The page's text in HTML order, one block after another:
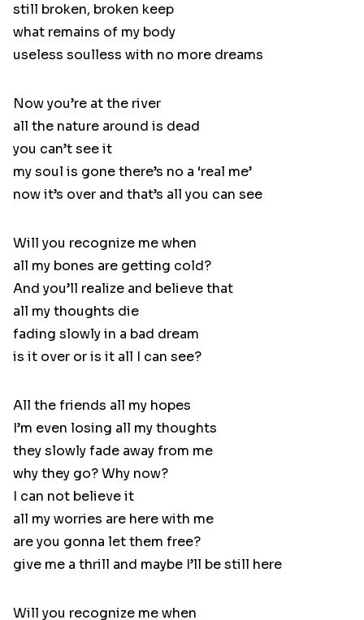
still broken, broken keep
what remains of my body
useless soulless with no more dreams
Now you’re at the river
all the nature around is dead
you can’t see it
my soul is gone there’s no a ‘real me’
now it’s over and that’s all you can see
Will you recognize me when
all my bones are getting cold?
And you’ll realize and believe that
all my thoughts die
fading slowly in a bad dream
is it over or is it all I can see?
All the friends all my hopes
I’m even losing all my thoughts
they slowly fade away from me
why they go? Why now?
I can not believe it
all my worries are here with me
are you gonna let them free?
give me a thrill and maybe I’ll be still here
Will you recognize me when